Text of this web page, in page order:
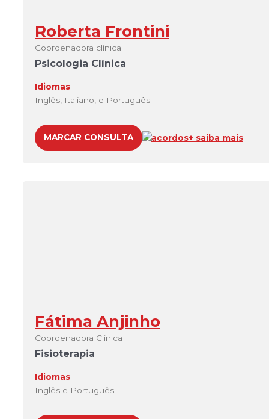
Roberta Frontini
Coordenadora clínica
Psicologia Clínica
Idiomas
Inglês, Italiano, e Português
MARCAR CONSULTA acordos+ saiba mais
Fátima Anjinho
Coordenadora Clínica
Fisioterapia
Idiomas
Inglês e Português